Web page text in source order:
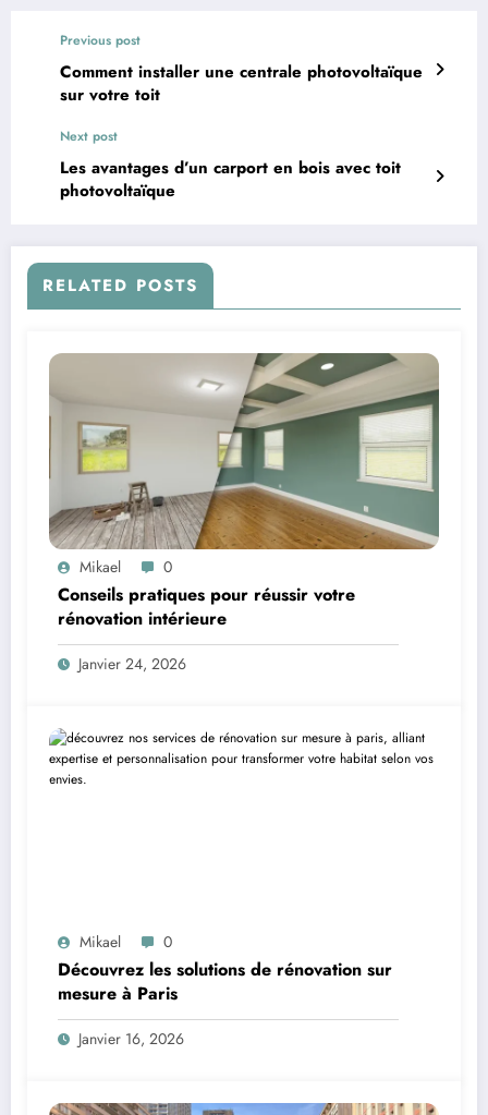
Previous post
Comment installer une centrale photovoltaïque
sur votre toit
Next post
Les avantages d’un carport en bois avec toit
photovoltaïque
RELATED POSTS
Mikael 0
Conseils pratiques pour réussir votre
rénovation intérieure
Janvier 24, 2026
Mikael 0
Découvrez les solutions de rénovation sur
mesure à Paris
Janvier 16, 2026